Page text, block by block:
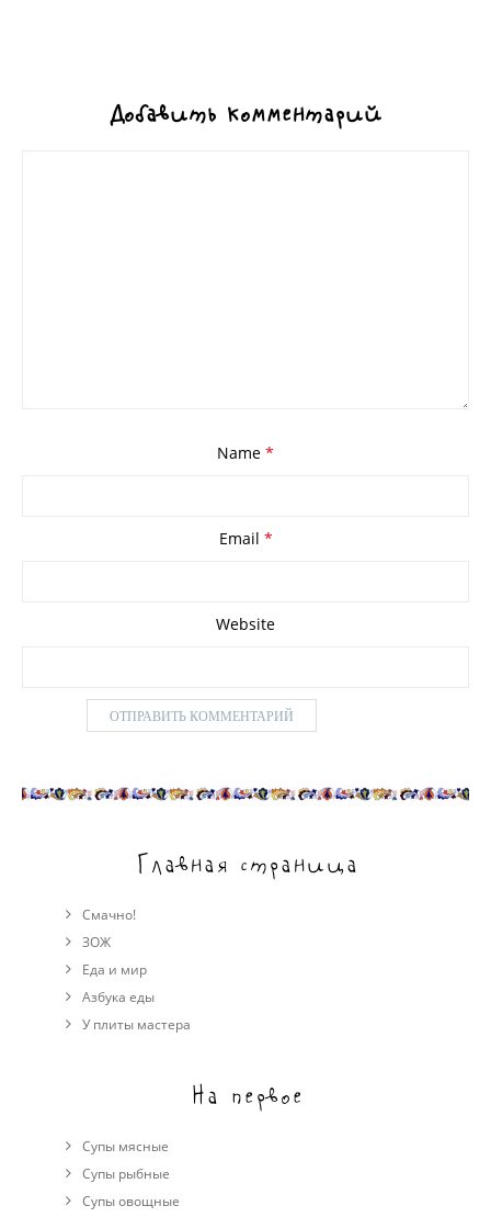
Добавить комментарий
Name *
Email *
Website
Главная страница
Смачно!
ЗОЖ
Еда и мир
Азбука еды
У плиты мастера
На первое
Супы мясные
Супы рыбные
Супы овощные